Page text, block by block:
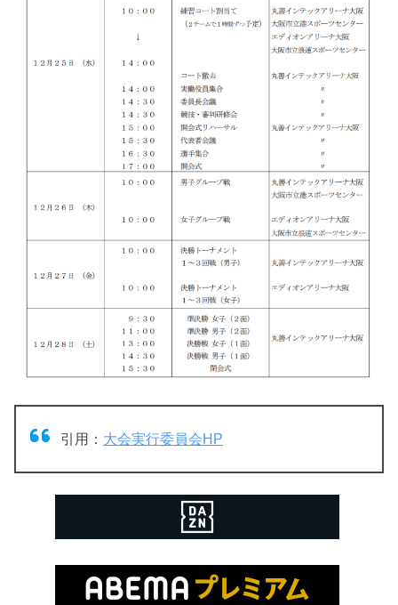
引用： 大会実行委員会HP